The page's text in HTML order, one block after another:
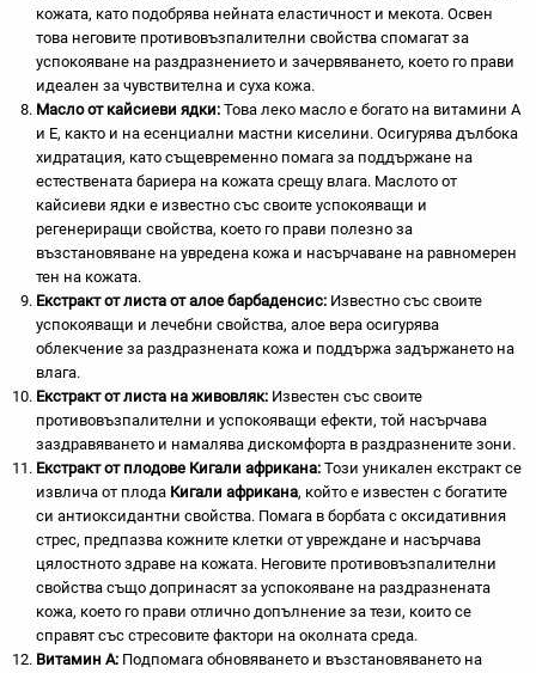
кожата, като подобрява нейната еластичност и мекота. Освен
това неговите противовъзпалителни свойства спомагат за
успокояване на раздразнението и зачервяването, което го прави
идеален за чувствителна и суха кожа.
Масло от кайсиеви ядки: Това леко масло е богато на витамини А
и Е, както и на есенциални мастни киселини. Осигурява дълбока
хидратация, като същевременно помага за поддържане на
естествената бариера на кожата срещу влага. Маслото от
кайсиеви ядки е известно със своите успокояващи и
регенериращи свойства, което го прави полезно за
възстановяване на увредена кожа и насърчаване на равномерен
тен на кожата.
Екстракт от листа от алое барбаденсис: Известно със своите
успокояващи и лечебни свойства, алое вера осигурява
облекчение за раздразнената кожа и поддържа задържането на
влага.
Екстракт от листа на живовляк: Известен със своите
противовъзпалителни и успокояващи ефекти, той насърчава
заздравяването и намалява дискомфорта в раздразнените зони.
Екстракт от плодове Кигали африкана: Този уникален екстракт се
извлича от плода Кигали африкана, който е известен с богатите
си антиоксидантни свойства. Помага в борбата с оксидативния
стрес, предпазва кожните клетки от увреждане и насърчава
цялостното здраве на кожата. Неговите противовъзпалителни
свойства също допринасят за успокояване на раздразнената
кожа, което го прави отлично допълнение за тези, които се
справят със стресовите фактори на околната среда.
Витамин А: Подпомага обновяването и възстановяването на